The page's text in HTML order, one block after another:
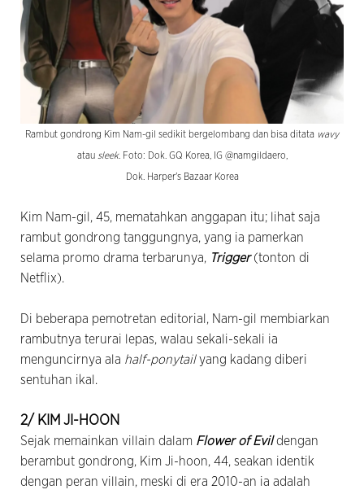
Rambut gondrong Kim Nam-gil sedikit bergelombang dan bisa ditata wavy
atau sleek. Foto: Dok. GQ Korea, IG @namgildaero,
Dok. Harper's Bazaar Korea
Kim Nam-gil, 45, mematahkan anggapan itu; lihat saja
rambut gondrong tanggungnya, yang ia pamerkan
selama promo drama terbarunya, Trigger(tonton di
Netflix).
Di beberapa pemotretan editorial, Nam-gil membiarkan
rambutnya terurai lepas, walau sekali-sekali ia
menguncirnya ala half-ponytailyang kadang diberi
sentuhan ikal.
2/ KIM JI-HOON
Sejak memainkan villain dalam Flower of Evildengan
berambut gondrong, Kim Ji-hoon, 44, seakan identik
dengan peran villain, meski di era 2010-an ia adalah